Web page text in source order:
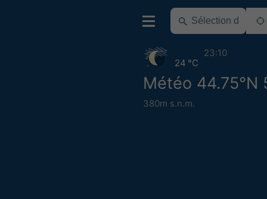
Météo 44.75°N
380m s.n.m.
24 °C
23:10